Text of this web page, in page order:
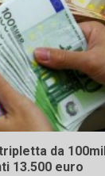
da
13.500 euro